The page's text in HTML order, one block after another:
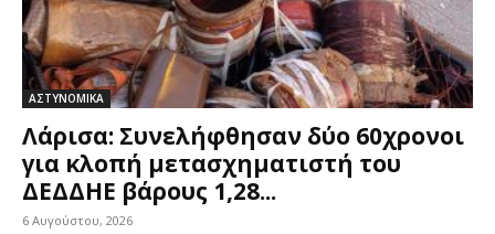
ΑΣΤΥΝΟΜΙΚΑ
Λάρισα: Συνελήφθησαν δύο 60χρονοι
για κλοπή μετασχηματιστή του
ΔΕΔΔΗΕ βάρους 1,28...
6 Αυγούστου, 2026